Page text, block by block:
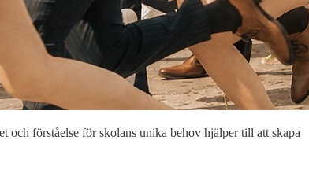
förståelse för skolans unika behov hjälper till att skapa